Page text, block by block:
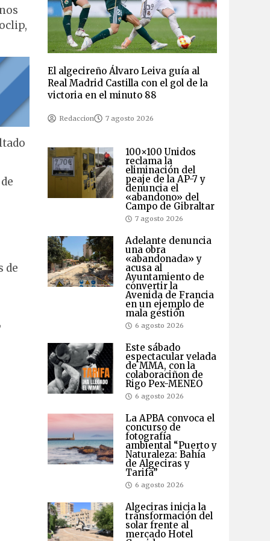
de
El algecireño Álvaro Leiva guía al
Real Madrid Castilla con el gol de la
victoria en el minuto 88
Redaccion 7 agosto 2026
100×100 Unidos
reclama la
eliminación del
peaje de la AP-7 y
denuncia el
«abandono» del
Campo de Gibraltar
7 agosto 2026
Adelante denuncia
una obra
«abandonada» y
acusa al
Ayuntamiento de
convertir la
Avenida de Francia
en un ejemplo de
mala gestión
6 agosto 2026
Este sábado
espectacular velada
de MMA, con la
colaboraciñon de
Rigo Pex-MENEO
6 agosto 2026
La APBA convoca el
concurso de
fotografía
ambiental “Puerto y
Naturaleza: Bahía
de Algeciras y
Tarifa”
6 agosto 2026
Algeciras inicia la
transformación del
solar frente al
mercado Hotel